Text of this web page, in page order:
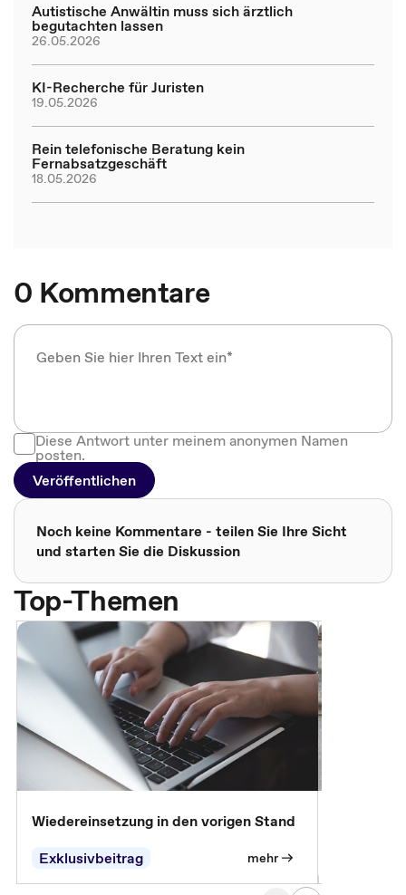
Autistische Anwältin muss sich ärztlich
begutachten lassen
26.05.2026
KI-Recherche für Juristen
19.05.2026
Rein telefonische Beratung kein
Fernabsatzgeschäft
18.05.2026
0 Kommentare
Diese Antwort unter meinem anonymen Namen
posten.
Veröffentlichen
Noch keine Kommentare - teilen Sie Ihre Sicht
und starten Sie die Diskussion
Top-Themen
Wiedereinsetzung in den vorigen Stand
Exklusivbeitrag
mehr